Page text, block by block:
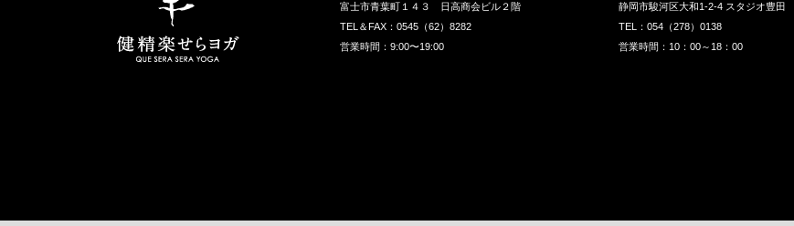
富士市青葉町１４３ 日高商会ビル２階
TEL＆FAX：0545（62）8282
営業時間：9:00〜19:00
静岡市駿河区大和1-2-4 スタジオ豊田
TEL：054（278）0138
営業時間：10：00～18：00